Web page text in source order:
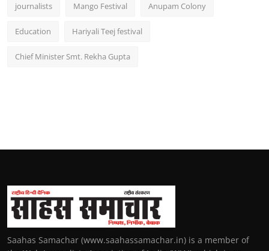
journalists Mango Festival Anupam Colony
Education Hariyali Teej festival
Chief Minister Smt. Rekha Gupta
Saahas Samachar (www.saahassamachar.in) is a member of